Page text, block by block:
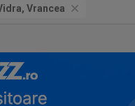
Vrancea